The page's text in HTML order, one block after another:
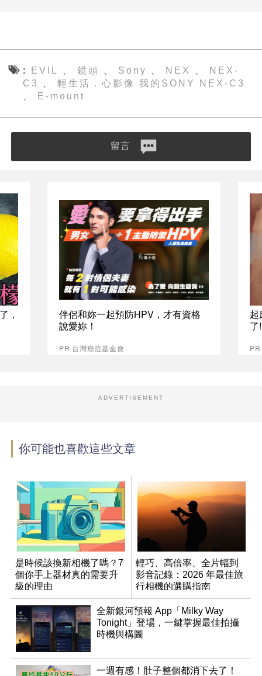
EVIL 、 鏡頭 、 Sony 、 NEX 、
NEX-
C3
、輕生活．心影像 我的SONY NEX-C3
、 E-mount
留言
，
伴侶和妳一起預防HPV，才有資格
說愛妳！
PR 台灣癌症基金會
起
了
ADVERTISEMENT
你可能也喜歡這些文章
是時候該換新相機了嗎？7
個你手上器材真的需要升
級的理由
輕巧、高倍率、全片幅到
影音記錄：2026 年最佳旅
行相機的選購指南
全新銀河預報 App「Milky Way
Tonight」登場，一鍵掌握最佳拍攝
時機與構圖
一週有感！肚子整個都消下去了！